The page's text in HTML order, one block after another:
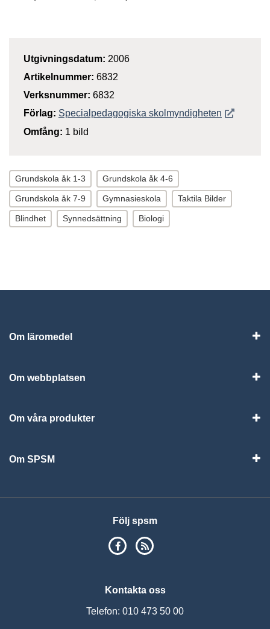
Utgivningsdatum: 2006
Artikelnummer: 6832
Verksnummer: 6832
Förlag: Specialpedagogiska skolmyndigheten Öppnas i
Omfång: 1 bild
Grundskola åk 1-3 Grundskola åk 4-6
Grundskola åk 7-9 Gymnasieskola Taktila Bilder
Blindhet Synnedsättning Biologi
Om läromedel
Om webbplatsen
Om våra produkter
Om SPSM
Följ spsm
SPSM på Facebook
Kontakta oss
Telefon: 010 473 50 00